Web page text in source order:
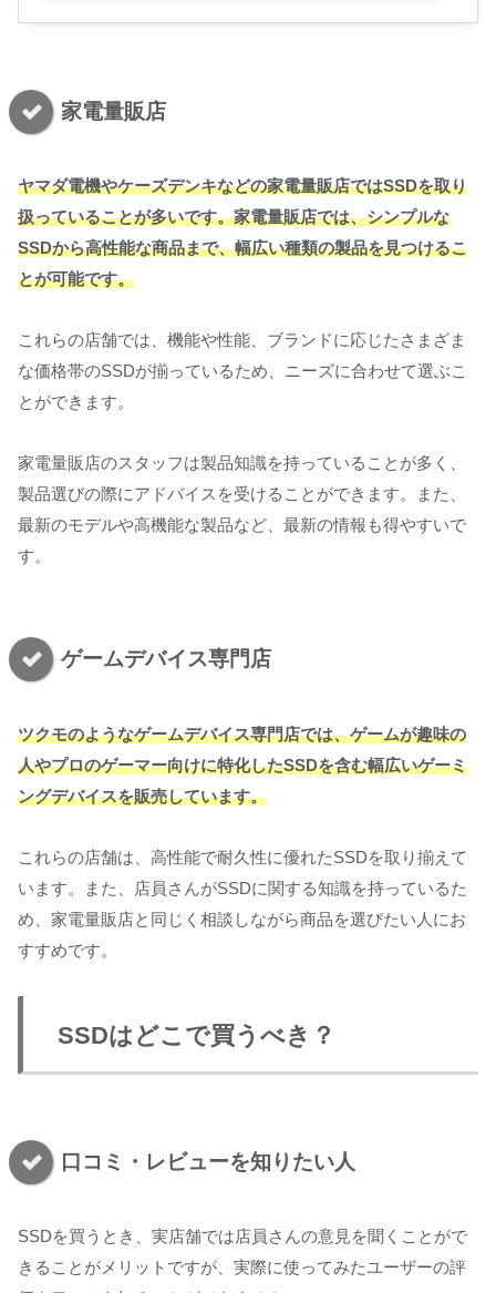
家電量販店
ヤマダ電機やケーズデンキなどの家電量販店ではSSDを取り
扱っていることが多いです。家電量販店では、シンプルな
SSDから高性能な商品まで、幅広い種類の製品を見つけるこ
とが可能です。
これらの店舗では、機能や性能、ブランドに応じたさまざま
な価格帯のSSDが揃っているため、ニーズに合わせて選ぶこ
とができます。
家電量販店のスタッフは製品知識を持っていることが多く、
製品選びの際にアドバイスを受けることができます。また、
最新のモデルや高機能な製品など、最新の情報も得やすいで
す。
ゲームデバイス専門店
ツクモのようなゲームデバイス専門店では、ゲームが趣味の
人やプロのゲーマー向けに特化したSSDを含む幅広いゲーミ
ングデバイスを販売しています。
これらの店舗は、高性能で耐久性に優れたSSDを取り揃えて
います。また、店員さんがSSDに関する知識を持っているた
め、家電量販店と同じく相談しながら商品を選びたい人にお
すすめです。
SSDはどこで買うべき？
口コミ・レビューを知りたい人
SSDを買うとき、実店舗では店員さんの意見を聞くことがで
きることがメリットですが、実際に使ってみたユーザーの評